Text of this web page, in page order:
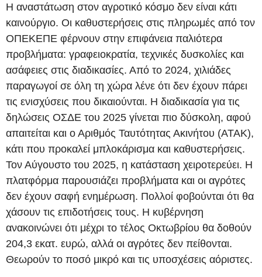
Η αναστάτωση στον αγροτικό κόσμο δεν είναι κάτι
καινούργιο. Οι καθυστερήσεις στις πληρωμές από τον
ΟΠΕΚΕΠΕ φέρνουν στην επιφάνεια παλιότερα
προβλήματα: γραφειοκρατία, τεχνικές δυσκολίες και
ασάφειες στις διαδικασίες. Από το 2024, χιλιάδες
παραγωγοί σε όλη τη χώρα λένε ότι δεν έχουν πάρει
τις ενισχύσεις που δικαιούνται. Η διαδικασία για τις
δηλώσεις ΟΣΔΕ του 2025 γίνεται πιο δύσκολη, αφού
απαιτείται και ο Αριθμός Ταυτότητας Ακινήτου (ΑΤΑΚ),
κάτι που προκαλεί μπλοκάρισμα και καθυστερήσεις.
Τον Αύγουστο του 2025, η κατάσταση χειροτερεύει. Η
πλατφόρμα παρουσιάζει προβλήματα και οι αγρότες
δεν έχουν σαφή ενημέρωση. Πολλοί φοβούνται ότι θα
χάσουν τις επιδοτήσεις τους. Η κυβέρνηση
ανακοινώνει ότι μέχρι το τέλος Οκτωβρίου θα δοθούν
204,3 εκατ. ευρώ, αλλά οι αγρότες δεν πείθονται.
Θεωρούν το ποσό μικρό και τις υποσχέσεις αόριστες.